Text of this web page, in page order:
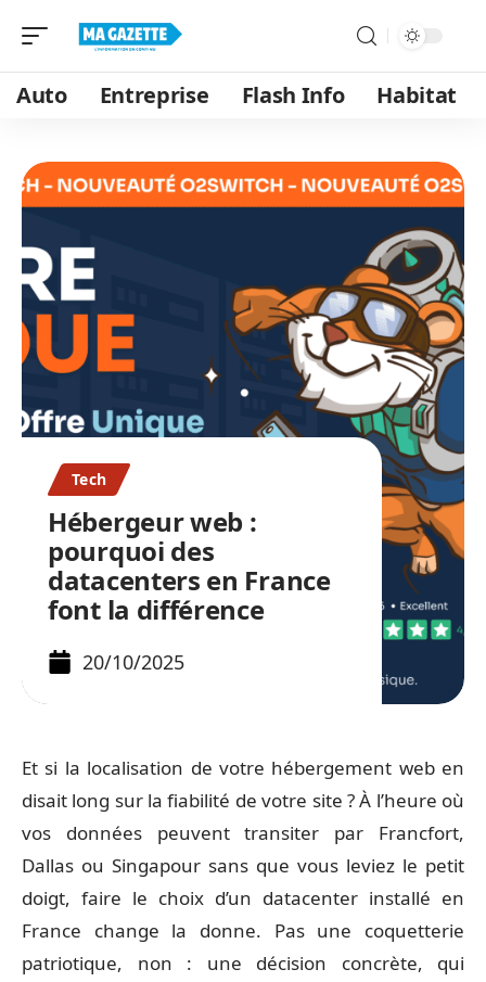
Auto Entreprise Flash Info Habitat
Tech
Hébergeur web :
pourquoi des
datacenters en France
font la différence
20/10/2025
Et si la localisation de votre hébergement web en
disait long sur la fiabilité de votre site ? À l’heure où
vos données peuvent transiter par Francfort,
Dallas ou Singapour sans que vous leviez le petit
doigt, faire le choix d’un datacenter installé en
France change la donne. Pas une coquetterie
patriotique, non : une décision concrète, qui